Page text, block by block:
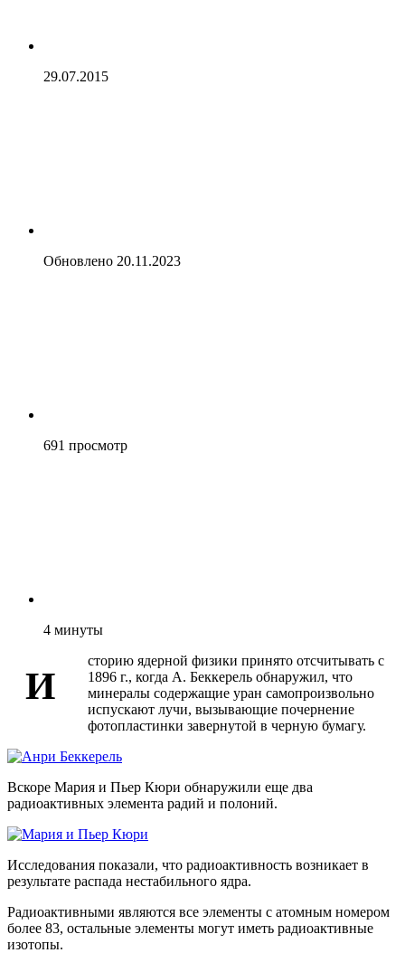
29.07.2015
Обновлено 20.11.2023
691 просмотр
4 минуты
И
сторию ядерной физики принято отсчитывать с
1896 г., когда А. Беккерель обнаружил, что
минералы содержащие уран самопроизвольно
испускают лучи, вызывающие почернение
фотопластинки завернутой в черную бумагу.
Вскоре Мария и Пьер Кюри обнаружили еще два
радиоактивных элемента радий и полоний.
Исследования показали, что радиоактивность возникает в
результате распада нестабильного ядра.
Радиоактивными являются все элементы с атомным номером
более 83, остальные элементы могут иметь радиоактивные
изотопы.